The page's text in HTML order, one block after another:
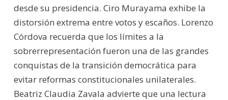
desde su presidencia. Ciro Murayama exhibe la
distorsión extrema entre votos y escaños. Lorenzo
Córdova recuerda que los límites a la
sobrerrepresentación fueron una de las grandes
conquistas de la transición democrática para
evitar reformas constitucionales unilaterales.
Beatriz Claudia Zavala advierte que una lectura